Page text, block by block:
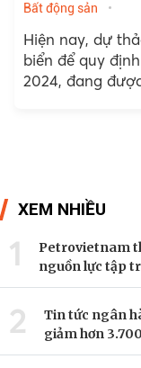
Bất động sản
Hiện nay, dự
biển để quy
2024, đang
XEM NHIỀU
1
Petrovietnam
nguồn lực tập
2
Tin tức ngân
giảm hơn